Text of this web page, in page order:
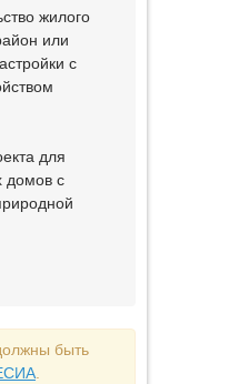
жилого
или
с
для
домов с
быть